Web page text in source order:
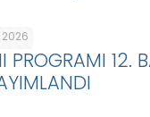
PROGRAMI 12.